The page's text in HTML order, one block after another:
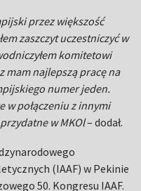
przez większość
zaszczyt uczestniczyć w
komitetowi
najlepszą pracę na
numer jeden.
w połączeniu z innymi
w MKOl– dodał.
(IAAF) w Pekinie
50. Kongresu IAAF.